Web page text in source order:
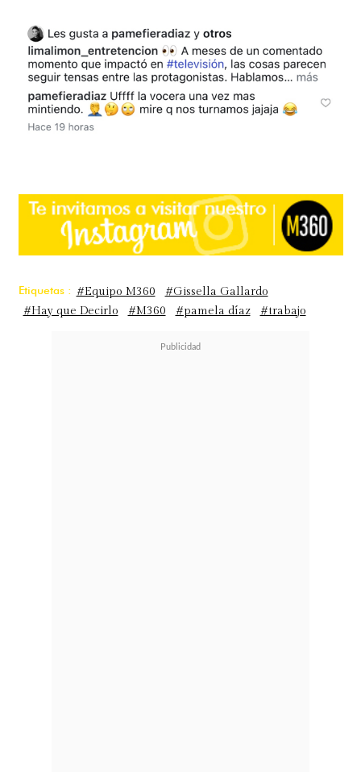
Etiquetas : #Equipo M360
#Gissella Gallardo
#Hay que Decirlo
#M360 #pamela díaz #trabajo